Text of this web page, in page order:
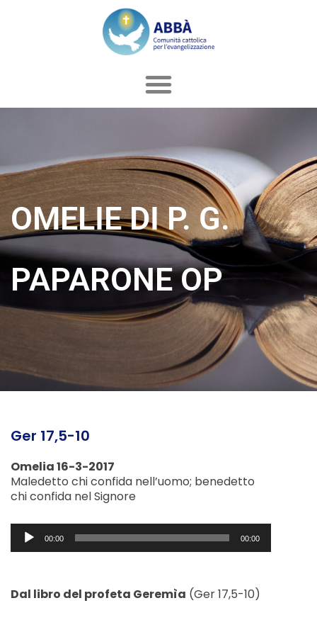
OMELIE DI P. G.
PAPARONE OP
Ger 17,5-10
Omelia 16-3-2017
Maledetto chi confida nell’uomo; benedetto
chi confida nel Signore
Audio
Player00:00 00:00
Dal libro del profeta Geremìa (Ger 17,5-10)